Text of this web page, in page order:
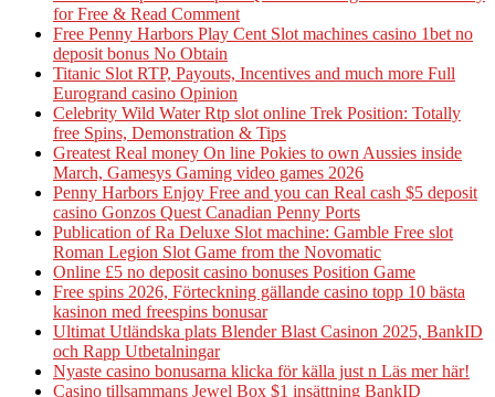
for Free & Read Comment
Free Penny Harbors Play Cent Slot machines casino 1bet no
deposit bonus No Obtain
Titanic Slot RTP, Payouts, Incentives and much more Full
Eurogrand casino Opinion
Celebrity Wild Water Rtp slot online Trek Position: Totally
free Spins, Demonstration & Tips
Greatest Real money On line Pokies to own Aussies inside
March, Gamesys Gaming video games 2026
Penny Harbors Enjoy Free and you can Real cash $5 deposit
casino Gonzos Quest Canadian Penny Ports
Publication of Ra Deluxe Slot machine: Gamble Free slot
Roman Legion Slot Game from the Novomatic
Online £5 no deposit casino bonuses Position Game
Free spins 2026, Förteckning gällande casino topp 10 bästa
kasinon med freespins bonusar
Ultimat Utländska plats Blender Blast Casinon 2025, BankID
och Rapp Utbetalningar
Nyaste casino bonusarna klicka för källa just n Läs mer här!
Casino tillsammans Jewel Box $1 insättning BankID